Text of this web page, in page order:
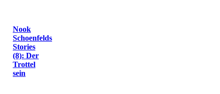
Nook
Schoenfelds
Stories
(8): Der
Trottel
sein